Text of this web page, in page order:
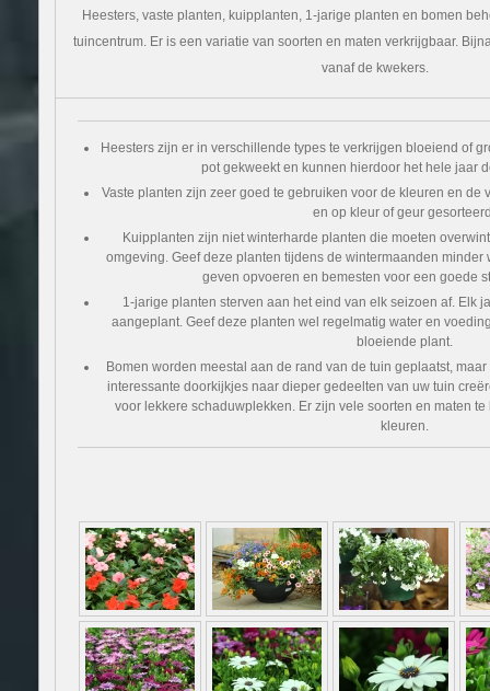
Heesters, vaste planten, kuipplanten, 1-jarige planten en bomen
tuincentrum. Er is een variatie van soorten en maten verkrijgbaar.
vanaf de kwekers.
Heesters zijn er in verschillende types te verkrijgen bloeiend of
pot gekweekt en kunnen hierdoor het hele jaar
Vaste planten zijn zeer goed te gebruiken voor de kleuren en de
en op kleur of geur
Kuipplanten zijn niet winterharde planten die moeten
omgeving. Geef deze planten tijdens de wintermaanden minder
geven opvoeren en bemesten voor een goede
1-jarige planten sterven aan het eind van elk seizoen af. Elk
aangeplant. Geef deze planten wel regelmatig water en
bloeiende plant.
Bomen worden meestal aan de rand van de tuin geplaatst,
interessante doorkijkjes naar dieper gedeelten van uw tuin
voor lekkere schaduwplekken. Er zijn vele soorten en maten
kleuren.